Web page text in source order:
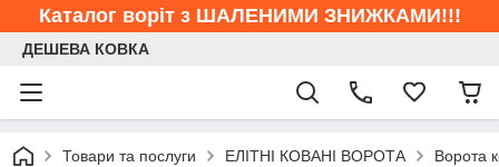
Каталог воріт з ШАЛЕНИМИ ЗНИЖКАМИ!!!
ДЕШЕВА КОВКА
Товари та послуги ЕЛІТНІ КОВАНІ ВОРОТА Ворота